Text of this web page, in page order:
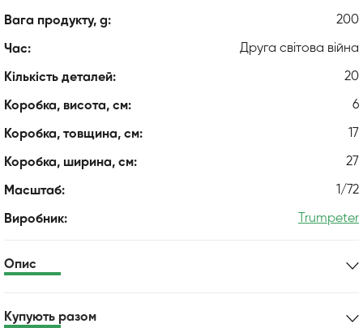
Вага продукту, g: 200
Час: Друга світова війна
Кількість деталей: 20
Коробка, висота, см: 6
Коробка, товщина, см: 17
Коробка, ширина, см: 27
Масштаб: 1/72
Виробник: Trumpeter
Опис
Купують разом